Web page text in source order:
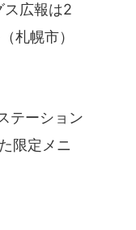
ス広報は2
札幌市）
テーション
限定メニ